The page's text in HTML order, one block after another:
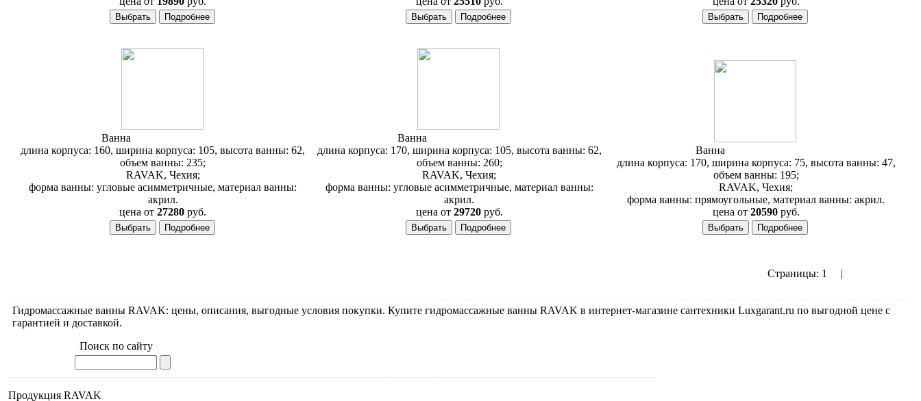
Ванна
длина корпуса: 160, ширина корпуса: 105, высота ванны: 62,
объем ванны: 235;
RAVAK, Чехия;
форма ванны: угловые асимметричные, материал ванны:
акрил.
цена от 27280 руб.
Ванна
длина корпуса: 170, ширина корпуса: 105, высота ванны: 62,
объем ванны: 260;
RAVAK, Чехия;
форма ванны: угловые асимметричные, материал ванны:
акрил.
цена от29720 руб.
Ванна
длина корпуса: 170, ширина корпуса: 75, высота ванны: 47,
объем ванны: 195;
RAVAK, Чехия;
форма ванны: прямоугольные, материал ванны: акрил.
цена от20590 руб.
Страницы: 1 |
Гидромассажные ванны RAVAK: цены, описания, выгодные условия покупки. Купите гидромассажные ванны RAVAK в интернет-магазине сантехники Luxgarant.ru по выгодной цене с
гарантией и доставкой.
Поиск по сайту
Продукция RAVAK